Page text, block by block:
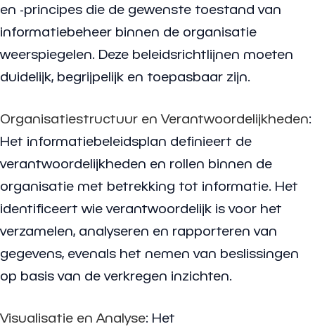
en -principes die de gewenste toestand van
informatiebeheer binnen de organisatie
weerspiegelen. Deze beleidsrichtlijnen moeten
duidelijk, begrijpelijk en toepasbaar zijn.
Organisatiestructuur en Verantwoordelijkheden:
Het informatiebeleidsplan definieert de
verantwoordelijkheden en rollen binnen de
organisatie met betrekking tot informatie. Het
identificeert wie verantwoordelijk is voor het
verzamelen, analyseren en rapporteren van
gegevens, evenals het nemen van beslissingen
op basis van de verkregen inzichten.
Visualisatie en Analyse: Het